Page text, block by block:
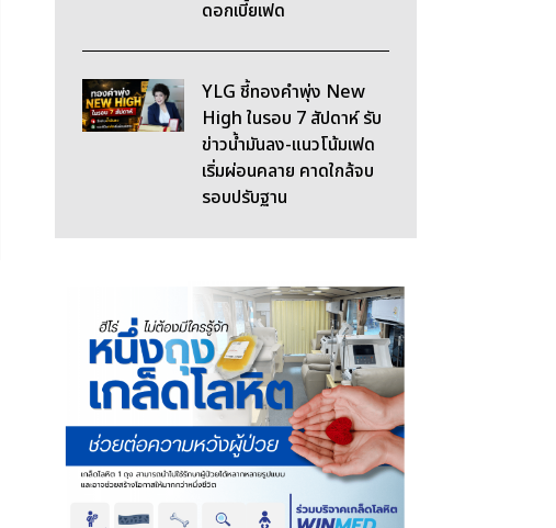
ดอกเบี้ยเฟด
YLG ชี้ทองคำพุ่ง New
High ในรอบ 7 สัปดาห์ รับ
ข่าวน้ำมันลง-แนวโน้มเฟด
เริ่มผ่อนคลาย คาดใกล้จบ
รอบปรับฐาน